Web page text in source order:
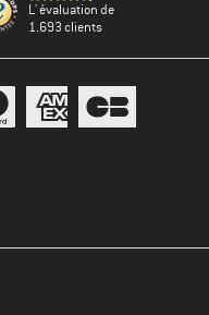
L' évaluation de
1.693 clients